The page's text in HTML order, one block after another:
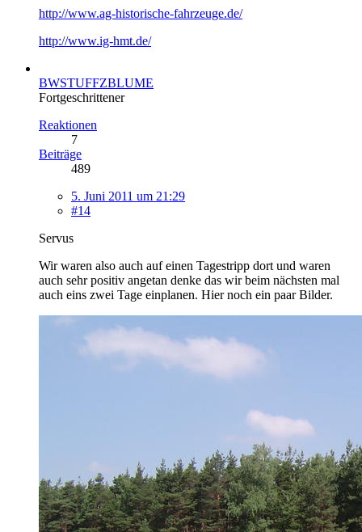
http://www.ag-historische-fahrzeuge.de/
http://www.ig-hmt.de/
BWSTUFFZBLUME
Fortgeschrittener
Reaktionen
7
Beiträge
489
5. Juni 2011 um 21:29
#14
Servus
Wir waren also auch auf einen Tagestripp dort und waren
auch sehr positiv angetan denke das wir beim nächsten mal
auch eins zwei Tage einplanen. Hier noch ein paar Bilder.